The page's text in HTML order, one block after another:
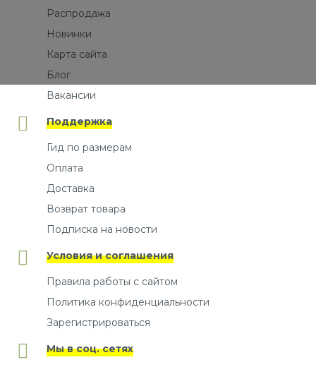
Распродажа
Новинки
Карта сайта
Блог
Вакансии
Поддержка
Гид по размерам
Оплата
Доставка
Возврат товара
Подписка на новости
Условия и соглашения
Правила работы с сайтом
Политика конфиденциальности
Зарегистрироваться
Мы в соц. сетях